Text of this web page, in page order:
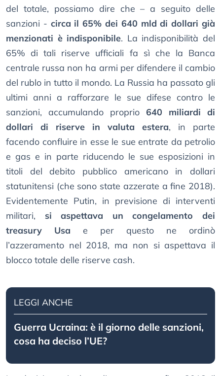
del totale, possiamo dire che – a seguito delle
sanzioni - circa il 65% dei 640 mld di dollari già
menzionati è indisponibile. La indisponibilità del
65% di tali riserve ufficiali fa sì che la Banca
centrale russa non ha armi per difendere il cambio
del rublo in tutto il mondo. La Russia ha passato gli
ultimi anni a rafforzare le sue difese contro le
sanzioni, accumulando proprio 640 miliardi di
dollari di riserve in valuta estera, in parte
facendo confluire in esse le sue entrate da petrolio
e gas e in parte riducendo le sue esposizioni in
titoli del debito pubblico americano in dollari
statunitensi (che sono state azzerate a fine 2018).
Evidentemente Putin, in previsione di interventi
militari, si aspettava un congelamento dei
treasury Usa e per questo ne ordinò
l’azzeramento nel 2018, ma non si aspettava il
blocco totale delle riserve cash.
LEGGI ANCHE
Guerra Ucraina: è il giorno delle sanzioni,
cosa ha deciso l’UE?